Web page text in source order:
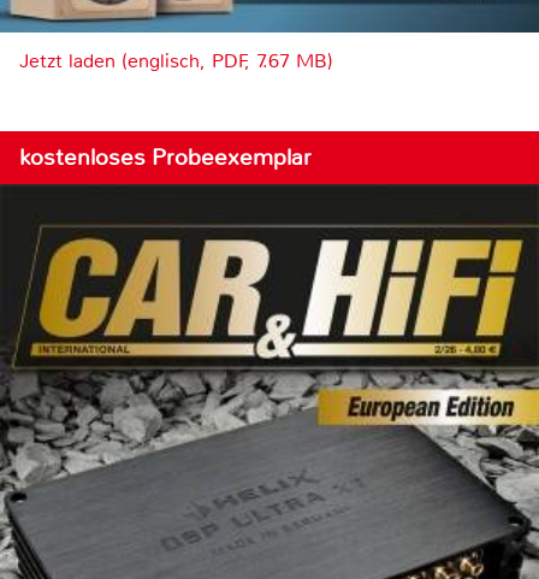
Jetzt laden (englisch, PDF, 7.67 MB)
kostenloses Probeexemplar